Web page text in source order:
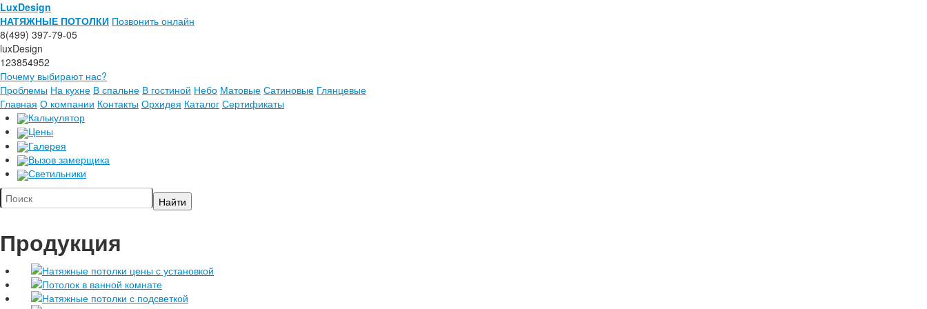
LuxDesign
НАТЯЖНЫЕ ПОТОЛКИ Позвонить онлайн
8(499) 397-79-05
luxDesign
123854952
Почему выбирают нас?
Проблемы На кухне В спальне В гостиной Небо Матовые Сатиновые Глянцевые
Главная О компании Контакты Орхидея Каталог Сертификаты
Калькулятор
Цены
Галерея
Вызов замерщика
Светильники
Продукция
Натяжные потолки цены с установкой
Потолок в ванной комнате
Натяжные потолки с подсветкой